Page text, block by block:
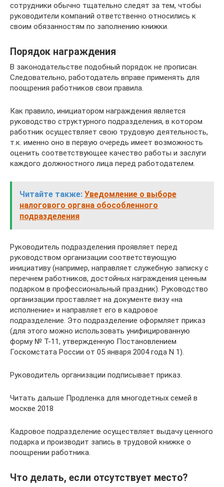
сотрудники обычно тщательно следят за тем, чтобы
руководители компаний ответственно относились к
своим обязанностям по заполнению книжки.
Порядок награждения
В законодательстве подобный порядок не прописан.
Следовательно, работодатель вправе применять для
поощрения работников свои правила.
Как правило, инициатором награждения является
руководство структурного подразделения, в котором
работник осуществляет свою трудовую деятельность,
т.к. именно оно в первую очередь имеет возможность
оценить соответствующее качество работы и заслуги
каждого должностного лица перед работодателем.
Читайте также: Уведомление о выборе
налогового органа обособленного
подразделения
Руководитель подразделения проявляет перед
руководством организации соответствующую
инициативу (например, направляет служебную записку с
перечнем работников, достойных награждения ценным
подарком в профессиональный праздник). Руководство
организации проставляет на документе визу «на
исполнение» и направляет его в кадровое
подразделение. Это подразделение оформляет приказ
(для этого можно использовать унифицированную
форму № Т-11, утвержденную Постановлением
Госкомстата России от 05 января 2004 года N 1).
Руководитель организации подписывает приказ.
Читать дальше Продленка для многодетных семей в
москве 2018
Кадровое подразделение осуществляет выдачу ценного
подарка и производит запись в трудовой книжке о
поощрении работника.
Что делать, если отсутствует место?